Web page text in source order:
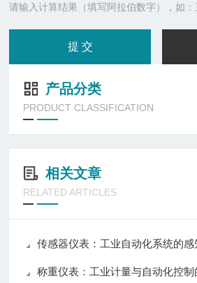
请输入计算结果（填写阿拉伯数字），如：
产品分类
PRODUCT CLASSIFICATION
相关文章
RELATED ARTICLES
传感器仪表：工业自动化系统的感
称重仪表：工业计量与自动化控